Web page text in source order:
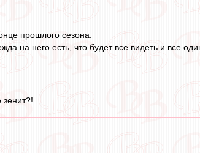
прошлого сезона.
на него есть, что будет все видеть и все